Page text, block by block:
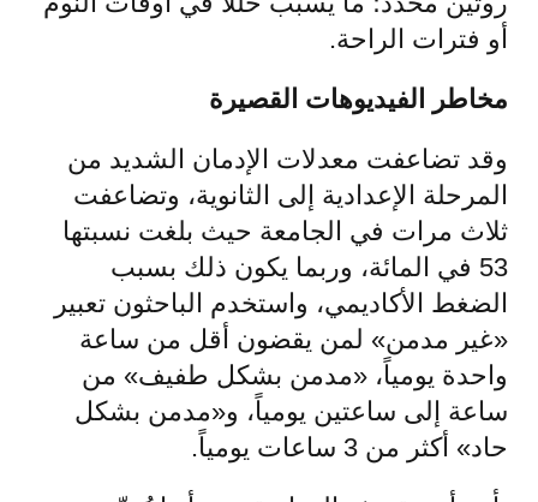
أو فترات الراحة.
مخاطر الفيديوهات القصيرة
وقد تضاعفت معدلات الإدمان الشديد من
المرحلة الإعدادية إلى الثانوية، وتضاعفت
ثلاث مرات في الجامعة حيث بلغت نسبتها
53 في المائة، وربما يكون ذلك بسبب
الضغط الأكاديمي، واستخدم الباحثون تعبير
«غير مدمن» لمن يقضون أقل من ساعة
واحدة يومياً، «مدمن بشكل طفيف» من
ساعة إلى ساعتين يومياً، و«مدمن بشكل
حاد» أكثر من 3 ساعات يومياً.